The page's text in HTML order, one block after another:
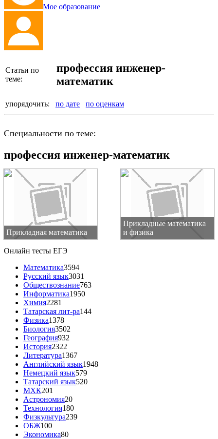
Мое образование
Статьи по
теме:
профессия инженер-
математик
упорядочить: по дате по оценкам
Специальности по теме:
профессия инженер-математик
Прикладная математика
Прикладные математика
и физика
Онлайн тесты ЕГЭ
Математика3594
Русский язык3031
Обществознание763
Информатика1950
Химия2281
Татарская лит-ра144
Физика1378
Биология3502
География932
История2322
Литература1367
Английский язык1948
Немецкий язык579
Татарский язык520
МХК201
Астрономия20
Технология180
Физкультура239
ОБЖ100
Экономика80